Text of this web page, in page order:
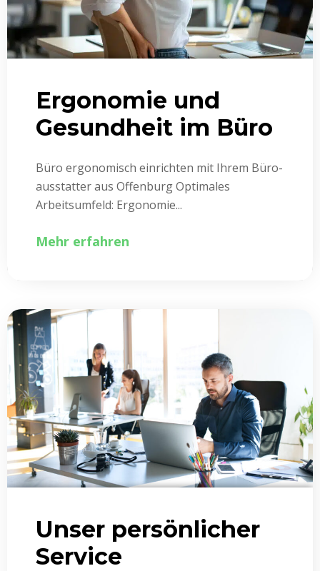
Ergonomie und
Gesundheit im Büro
Büro ergonomisch einrichten mit Ihrem Büro­
ausstatter aus Offenburg Optimales
Arbeitsumfeld: Ergonomie...
Mehr erfahren
Unser persönlicher
Service